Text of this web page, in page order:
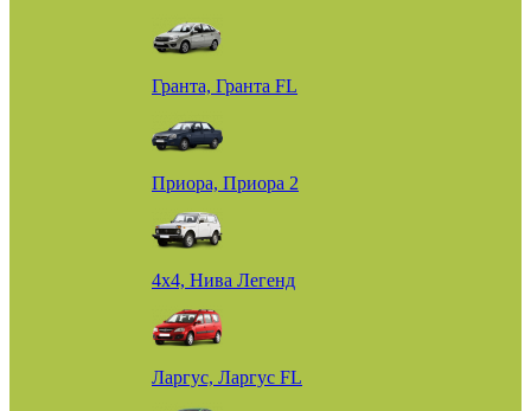
Гранта, Гранта FL
Приора, Приора 2
4х4, Нива Легенд
Ларгус, Ларгус FL